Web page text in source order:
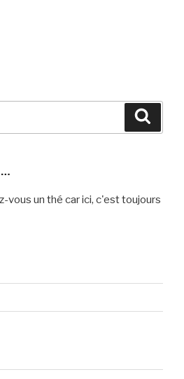
vous un thé car ici, c'est toujours